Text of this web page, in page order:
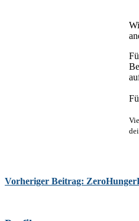
Vorheriger Beitrag: